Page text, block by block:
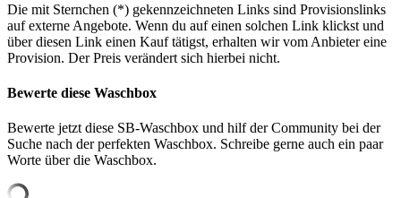
Die mit Sternchen (*) gekennzeichneten Links sind Provisionslinks
auf externe Angebote. Wenn du auf einen solchen Link klickst und
über diesen Link einen Kauf tätigst, erhalten wir vom Anbieter eine
Provision. Der Preis verändert sich hierbei nicht.
Bewerte diese Waschbox
Bewerte jetzt diese SB-Waschbox und hilf der Community bei der
Suche nach der perfekten Waschbox. Schreibe gerne auch ein paar
Worte über die Waschbox.